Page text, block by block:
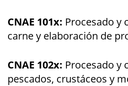
CNAE 101x: Procesado y
carne y elaboración de
CNAE 102x: Procesado y
pescados, crustáceos y